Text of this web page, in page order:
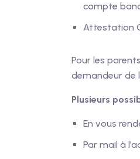
compte
Attestation
Pour les
demandeur de
Plusieurs
En vous
Par mail à